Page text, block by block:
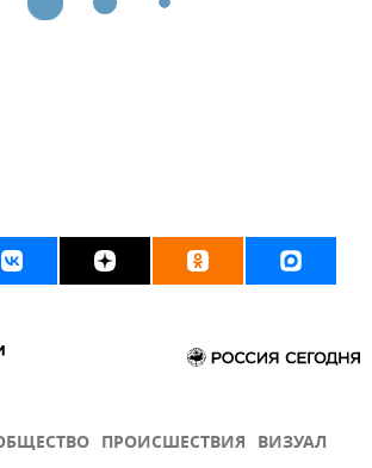
ПРОИСШЕСТВИЯ ВИЗУАЛ